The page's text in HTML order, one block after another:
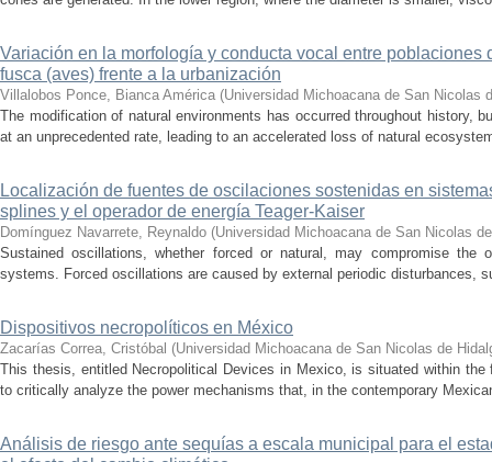
Variación en la morfología y conducta vocal entre poblaciones
fusca (aves) frente a la urbanización
Villalobos Ponce, Bianca América (Universidad Michoacana de San Nicolas
The modification of natural environments has occurred throughout history,
at an unprecedented rate, leading to an accelerated loss of natural
Localización de fuentes de oscilaciones sostenidas en
splines y el operador de energía Teager-Kaiser
Domínguez Navarrete, Reynaldo (Universidad Michoacana de San Nicolas
Sustained oscillations, whether forced or natural, may compromise the
systems. Forced oscillations are caused by external periodic disturbances,
Dispositivos necropolíticos en México
Zacarías Correa, Cristóbal (Universidad Michoacana de San Nicolas de
This thesis, entitled Necropolitical Devices in Mexico, is situated within
to critically analyze the power mechanisms that, in the contemporary
Análisis de riesgo ante sequías a escala municipal para el